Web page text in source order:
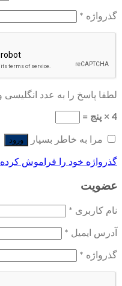
گذرواژه *
لطفا پاسخ را به عدد انگلیسی
4 × پنج =
مرا به خاطر بسپار ورود
گذرواژه خود را فراموش کرده
عضویت
نام کاربری *
آدرس ایمیل *
گذرواژه *